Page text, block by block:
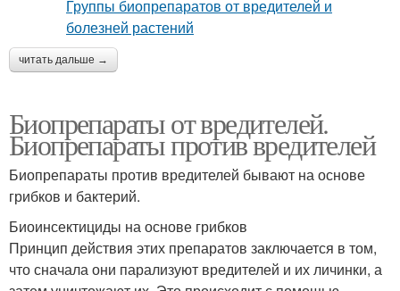
читать дальше →
Биопрепараты от вредителей.
Биопрепараты против вредителей
Биопрепараты против вредителей бывают на основе
грибков и бактерий.
Биоинсектициды на основе грибков
Принцип действия этих препаратов заключается в том,
что сначала они парализуют вредителей и их личинки, а